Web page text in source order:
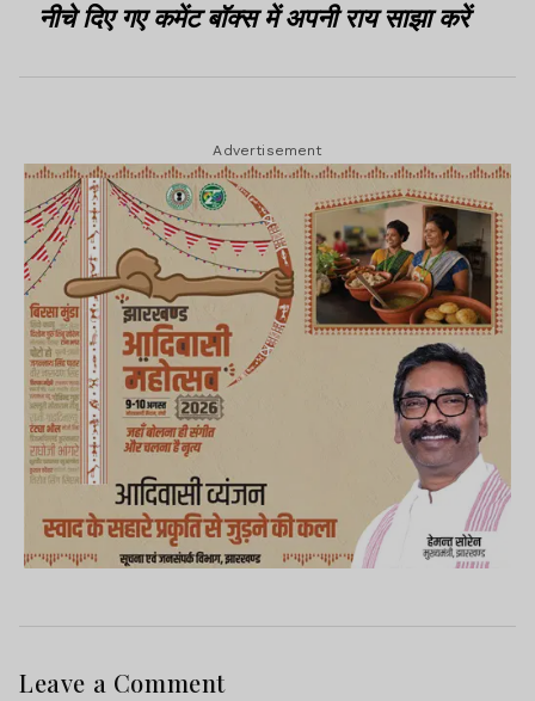
नीचे दिए गए कमेंट बॉक्स में अपनी राय साझा करें
Advertisement
Leave a Comment